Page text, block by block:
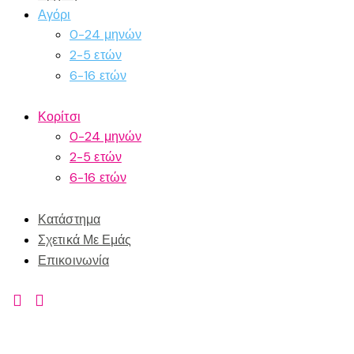
Αγόρι
0-24 μηνών
2-5 ετών
6-16 ετών
Κορίτσι
0-24 μηνών
2-5 ετών
6-16 ετών
Κατάστημα
Σχετικά Με Εμάς
Επικοινωνία